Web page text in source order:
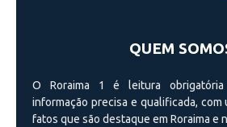
QUEM
O Roraima 1 é leitura
informação precisa e qualificada, com
fatos que são destaque em Roraima e